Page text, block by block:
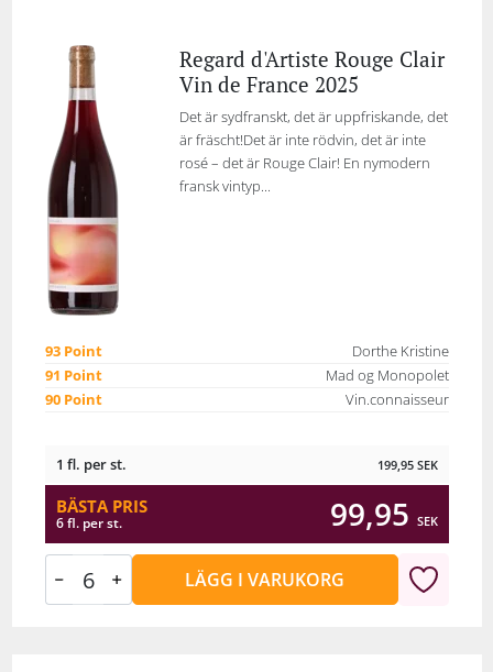
Regard d'Artiste Rouge Clair
Vin de France 2025
Det är sydfranskt, det är uppfriskande, det
är fräscht!Det är inte rödvin, det är inte
rosé – det är Rouge Clair! En nymodern
fransk vintyp...
93 Point
Dorthe Kristine
91 Point
Mad og Monopolet
90 Point
Vin.connaisseur
1 fl. per st. 199,95 SEK
BÄSTA PRIS
6 fl. per st. 99,95 SEK
LÄGG I VARUKORG